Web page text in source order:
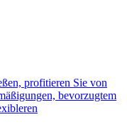
profitieren Sie von
bevorzugtem